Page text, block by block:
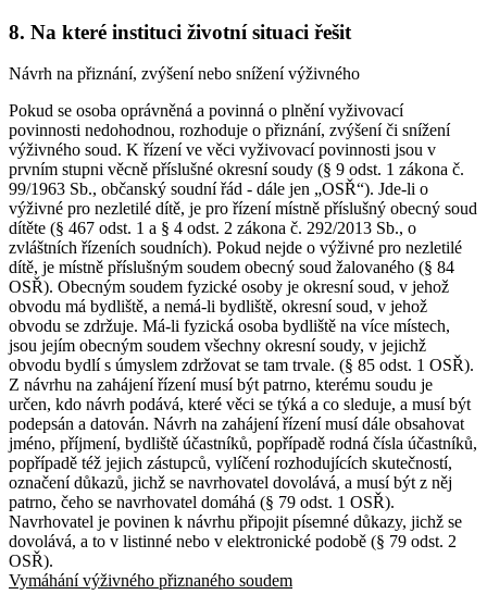
8. Na které instituci životní situaci řešit
Návrh na přiznání, zvýšení nebo snížení výživného
Pokud se osoba oprávněná a povinná o plnění vyživovací
povinnosti nedohodnou, rozhoduje o přiznání, zvýšení či snížení
výživného soud. K řízení ve věci vyživovací povinnosti jsou v
prvním stupni věcně příslušné okresní soudy (§ 9 odst. 1 zákona č.
99/1963 Sb., občanský soudní řád - dále jen „OSŘ“). Jde-li o
výživné pro nezletilé dítě, je pro řízení místně příslušný obecný soud
dítěte (§ 467 odst. 1 a § 4 odst. 2 zákona č. 292/2013 Sb., o
zvláštních řízeních soudních). Pokud nejde o výživné pro nezletilé
dítě, je místně příslušným soudem obecný soud žalovaného (§ 84
OSŘ). Obecným soudem fyzické osoby je okresní soud, v jehož
obvodu má bydliště, a nemá-li bydliště, okresní soud, v jehož
obvodu se zdržuje. Má-li fyzická osoba bydliště na více místech,
jsou jejím obecným soudem všechny okresní soudy, v jejichž
obvodu bydlí s úmyslem zdržovat se tam trvale. (§ 85 odst. 1 OSŘ).
Z návrhu na zahájení řízení musí být patrno, kterému soudu je
určen, kdo návrh podává, které věci se týká a co sleduje, a musí být
podepsán a datován. Návrh na zahájení řízení musí dále obsahovat
jméno, příjmení, bydliště účastníků, popřípadě rodná čísla účastníků,
popřípadě též jejich zástupců, vylíčení rozhodujících skutečností,
označení důkazů, jichž se navrhovatel dovolává, a musí být z něj
patrno, čeho se navrhovatel domáhá (§ 79 odst. 1 OSŘ).
Navrhovatel je povinen k návrhu připojit písemné důkazy, jichž se
dovolává, a to v listinné nebo v elektronické podobě (§ 79 odst. 2
OSŘ).
Vymáhání výživného přiznaného soudem